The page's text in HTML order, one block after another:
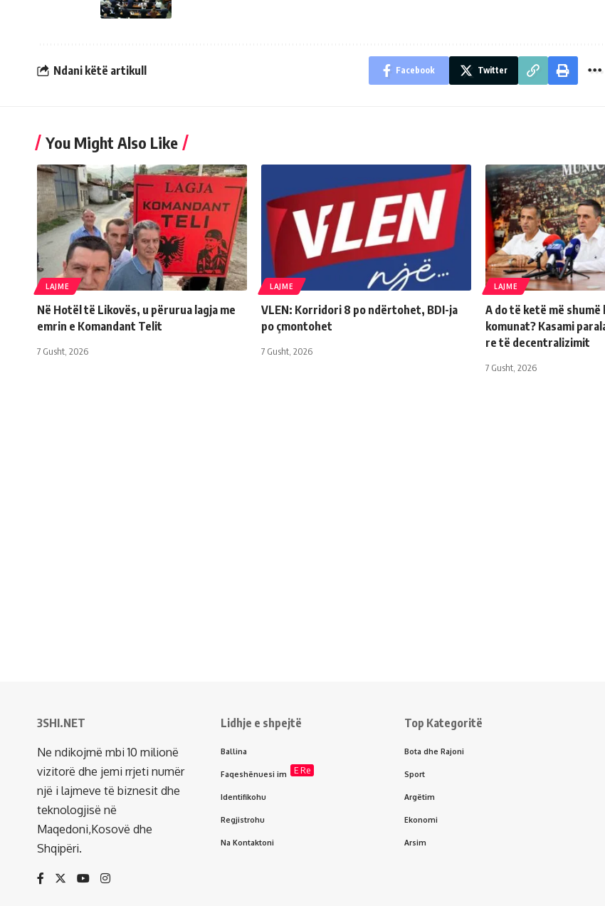
Ndani këtë artikull Facebook Twitter
You Might Also Like
LAJME
Në Hotël të Likovës, u përurua lagja me
emrin e Komandant Telit
7 Gusht, 2026
LAJME
VLEN: Korridori 8 po ndërtohet, BDI-ja
po çmontohet
7 Gusht, 2026
LAJME
A do të ketë më
komunat? Kasami
re të decentralizimit
7 Gusht, 2026
3SHI.NET
Ne ndikojmë mbi 10 milionë
vizitorë dhe jemi rrjeti numër
një i lajmeve të biznesit dhe
teknologjisë në
Maqedoni,Kosovë dhe
Shqipëri.
Lidhje e shpejtë
Ballina
Faqeshënuesi im E Re
Identifikohu
Regjistrohu
Na Kontaktoni
Top Kategoritë
Bota dhe Rajoni
Sport
Argëtim
Ekonomi
Arsim